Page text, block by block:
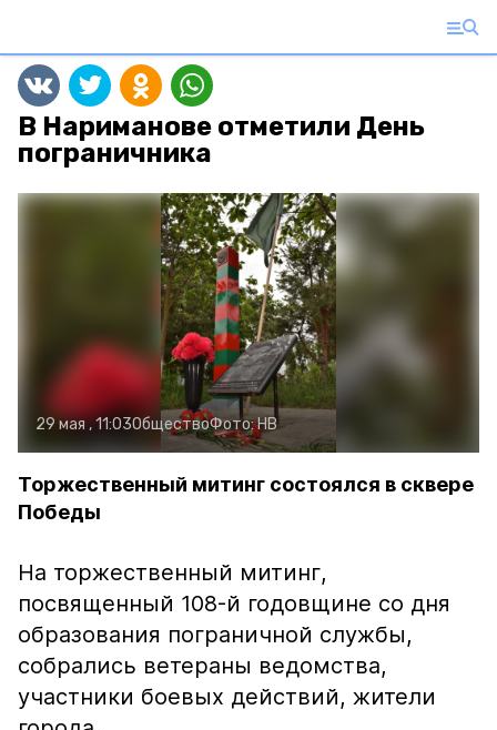
В Нариманове отметили День
пограничника
29 мая , 11:03ОбществоФото:НВ
Торжественный митинг состоялся в сквере
Победы
На торжественный митинг,
посвященный 108-й годовщине со дня
образования пограничной службы,
собрались ветераны ведомства,
участники боевых действий, жители